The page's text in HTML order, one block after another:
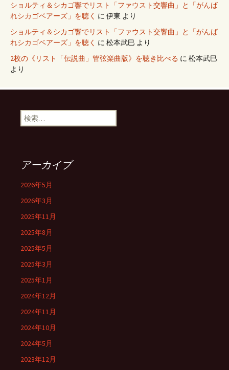
ショルティ＆シカゴ響でリスト「ファウスト交響曲」と「がんば
れシカゴベアーズ」を聴く に 伊東 より
ショルティ＆シカゴ響でリスト「ファウスト交響曲」と「がんば
れシカゴベアーズ」を聴く に 松本武巳 より
2枚の《リスト「伝説曲」管弦楽曲版》を聴き比べる に 松本武巳
より
検
索:
アーカイブ
2026年5月
2026年3月
2025年11月
2025年8月
2025年5月
2025年3月
2025年1月
2024年12月
2024年11月
2024年10月
2024年5月
2023年12月